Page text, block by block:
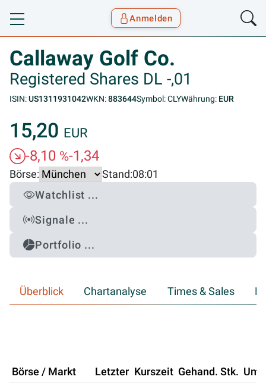
Toggle navigation
Anmelden
Callaway Golf Co.
Registered Shares DL -,01
ISIN:US1311931042WKN:883644Symbol: CLYWährung: EUR
15,20 EUR
-8,10 %-1,34
Börse: Stand:08:01
Watchlist ...
Signale ...
Portfolio ...
Überblick Chartanalyse Times & Sales
Börse / Markt Letzter Kurszeit Gehand. Stk.